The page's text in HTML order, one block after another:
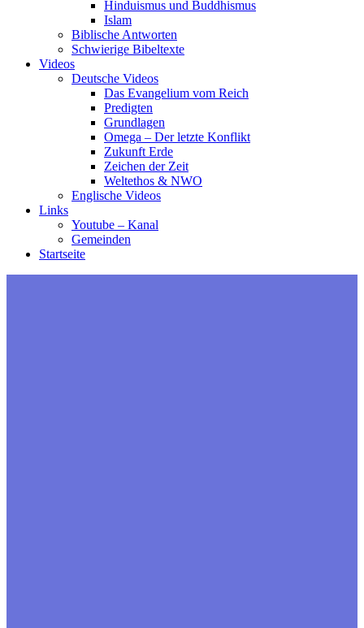
Hinduismus und Buddhismus
Islam
Biblische Antworten
Schwierige Bibeltexte
Videos
Deutsche Videos
Das Evangelium vom Reich
Predigten
Grundlagen
Omega – Der letzte Konflikt
Zukunft Erde
Zeichen der Zeit
Weltethos & NWO
Englische Videos
Links
Youtube – Kanal
Gemeinden
Startseite